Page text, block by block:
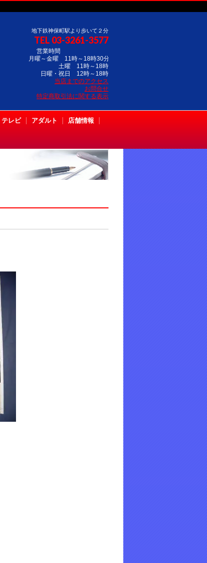
地下鉄神保町駅より歩いて２分
TEL 03-3261-3577
営業時間
月曜～金曜 11時～18時30分
土曜 11時～18時
日曜・祝日 12時～18時
当店までのアクセス
お問合せ
特定商取引法に関する表示
テレビ アダルト 店舗情報